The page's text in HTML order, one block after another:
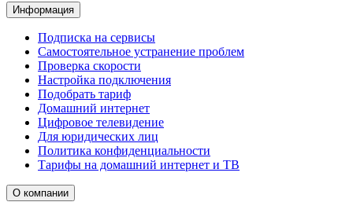
Информация
Подписка на сервисы
Самостоятельное устранение проблем
Проверка скорости
Настройка подключения
Подобрать тариф
Домашний интернет
Цифровое телевидение
Для юридических лиц
Политика конфиденциальности
Тарифы на домашний интернет и ТВ
О компании